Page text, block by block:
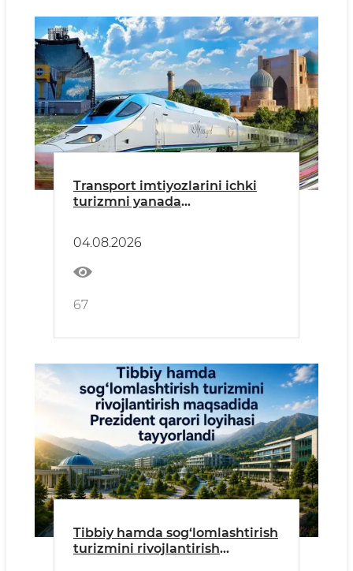
Transport imtiyozlarini ichki
turizmni yanada
04.08.2026
67
Tibbiy hamda sog‘lomlashtirish
turizmini rivojlantirish